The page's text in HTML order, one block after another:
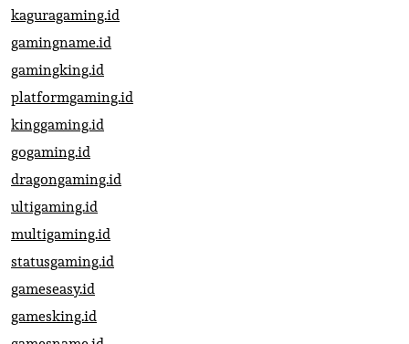
kaguragaming.id
gamingname.id
gamingking.id
platformgaming.id
kinggaming.id
gogaming.id
dragongaming.id
ultigaming.id
multigaming.id
statusgaming.id
gameseasy.id
gamesking.id